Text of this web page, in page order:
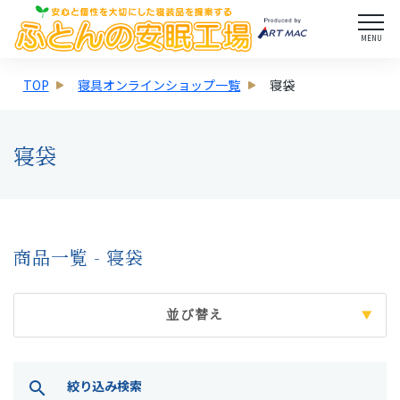
MENU
TOP 寝具オンラインショップ一覧 寝袋
寝袋
商品一覧 - 寝袋
並び替え
search 絞り込み検索